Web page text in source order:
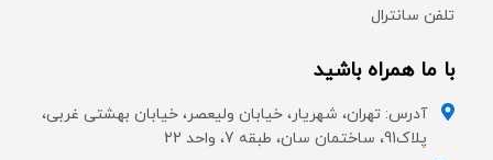
تلفن سانترال
با ما همراه باشید
آدرس: تهران، شهریار، خیابان ولیعصر، خیابان بهشتی غربی،
پلاک91، ساختمان سان، طبقه 7، واحد 22